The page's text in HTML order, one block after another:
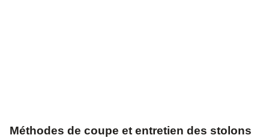
Méthodes de coupe et entretien des stolons